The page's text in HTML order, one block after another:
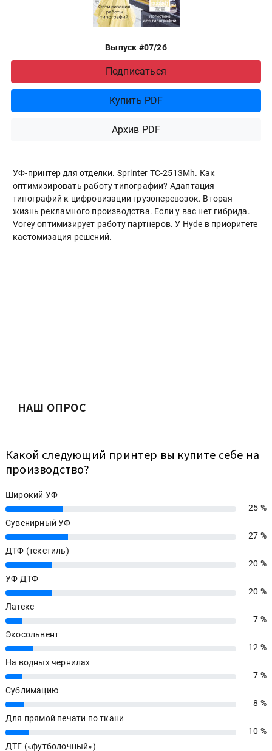
Выпуск #07/26
Подписаться
Купить PDF
Архив PDF
УФ-принтер для отделки. Sprinter ТС-2513Mh. Как
оптимизировать работу типографии? Адаптация
типографий к цифровизации грузоперевозок. Вторая
жизнь рекламного производства. Если у вас нет гибрида.
Vorey оптимизирует работу партнеров. У Hyde в приоритете
кастомизация решений.
НАШ ОПРОС
Какой следующий принтер вы купите себе на
производство?
Широкий УФ
25%
25 %
Сувенирный УФ
27%
27 %
ДТФ (текстиль)
20%
20 %
УФ ДТФ
20%
20 %
Латекс
7%
7 %
Экосольвент
12%
12 %
На водных чернилах
7%
7 %
Сублимацию
8%
8 %
Для прямой печати по ткани
10%
10 %
ДТГ («футболочный»)